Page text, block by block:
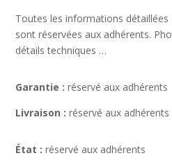
Toutes les informations
sont réservées aux adhérents.
détails techniques …
Garantie : réservé aux adhérents
Livraison : réservé aux adhérents
État : réservé aux adhérents